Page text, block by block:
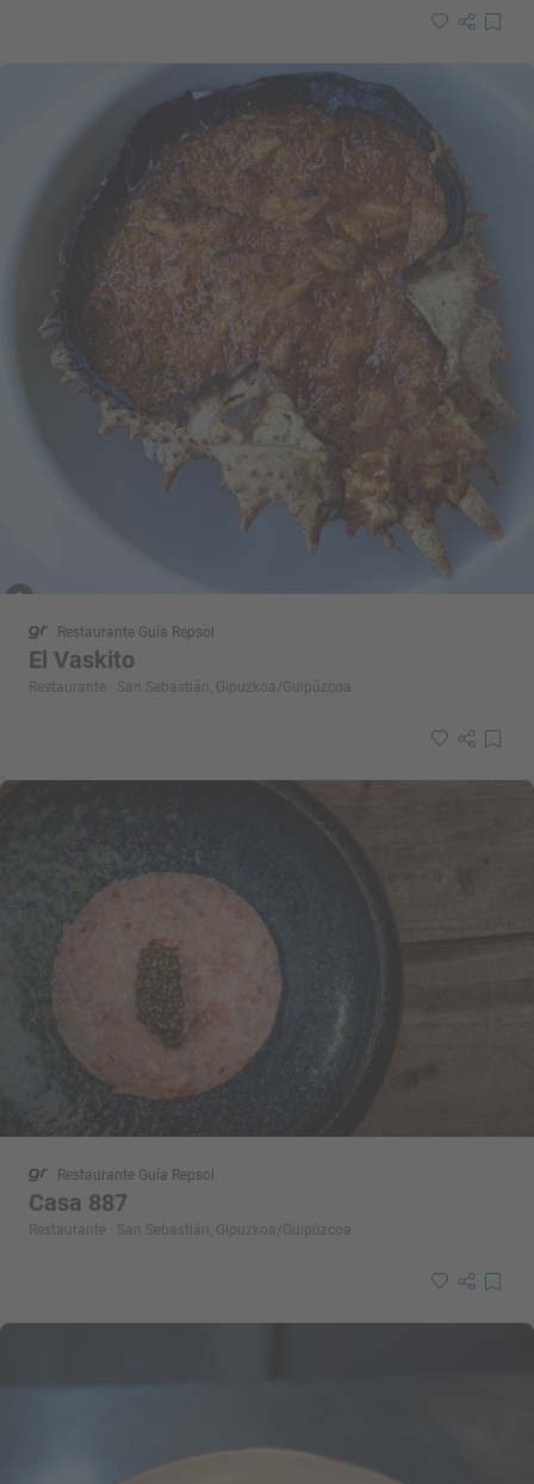
Restaurante Guía Repsol
El Vaskito
Restaurante · San Sebastián, Gipuzkoa/Guipúzcoa
Restaurante Guía Repsol
Casa 887
Restaurante · San Sebastián, Gipuzkoa/Guipúzcoa